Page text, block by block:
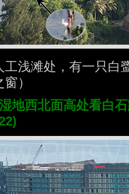
工浅滩处，有一只白
）
地西北面高处看白